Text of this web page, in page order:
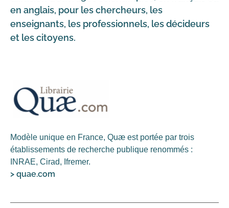
en anglais, pour les chercheurs, les
enseignants, les professionnels, les décideurs
et les citoyens.
Modèle unique en France, Quæ est portée par trois
établissements de recherche publique renommés :
INRAE, Cirad, Ifremer.
> quae.com